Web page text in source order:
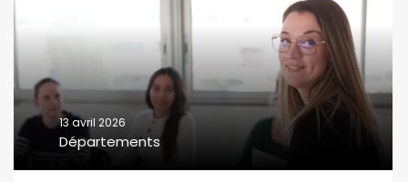
13 avril 2026
Départements